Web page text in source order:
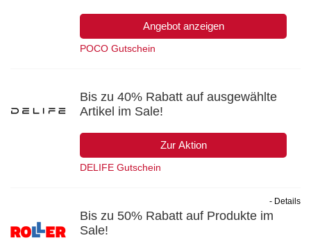
Angebot anzeigen
POCO Gutschein
Bis zu 40% Rabatt auf ausgewählte
Artikel im Sale!
Zur Aktion
DELIFE Gutschein
Bis zu 50% Rabatt auf Produkte im
Sale!
- Details